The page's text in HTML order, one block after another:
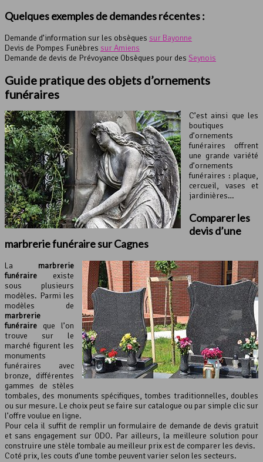
Quelques exemples de demandes récentes :
Demande d’information sur les obsèques sur Bayonne
Devis de Pompes Funèbres sur Amiens
Demande de devis de Prévoyance Obsèques pour des Seynois
Guide pratique des objets d’ornements
funéraires
C’est ainsi que les
boutiques
d’ornements
funéraires offrent
une grande variété
d’ornements
funéraires : plaque,
cercueil, vases et
jardinières…
Comparer les
devis d’une
marbrerie funérairesur Cagnes
La marbrerie
funéraire existe
sous plusieurs
modèles. Parmi les
modèles de
marbrerie
funéraire que l’on
trouve sur le
marché figurent les
monuments
funéraires avec
bronze, différentes
gammes de stèles
tombales, des monuments spécifiques, tombes traditionnelles, doubles
ou sur mesure. Le choix peut se faire sur catalogue ou par simple clic sur
l’offre voulue en ligne.
Pour cela il suffit de remplir un formulaire de demande de devis gratuit
et sans engagement sur ODO. Par ailleurs, la meilleure solution pour
construire une stèle tombale au meilleur prix est de comparer les devis.
Coté prix, les couts d’une tombe peuvent varier selon les secteurs.